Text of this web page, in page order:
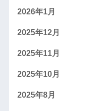
2026年1月
2025年12月
2025年11月
2025年10月
2025年8月